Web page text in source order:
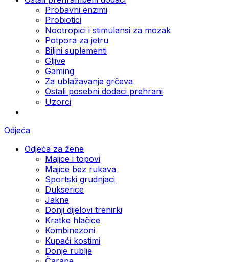
Probavni enzimi
Probiotici
Nootropici i stimulansi za mozak
Potpora za jetru
Biljni suplementi
Gljive
Gaming
Za ublažavanje grčeva
Ostali posebni dodaci prehrani
Uzorci
Odjeća
Odjeća za žene
Majice i topovi
Majice bez rukava
Sportski grudnjaci
Dukserice
Jakne
Donji dijelovi trenirki
Kratke hlačice
Kombinezoni
Kupaći kostimi
Donje rublje